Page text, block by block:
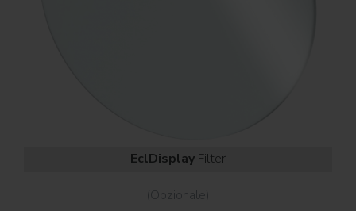
EclDisplay Filter
(Opzionale)